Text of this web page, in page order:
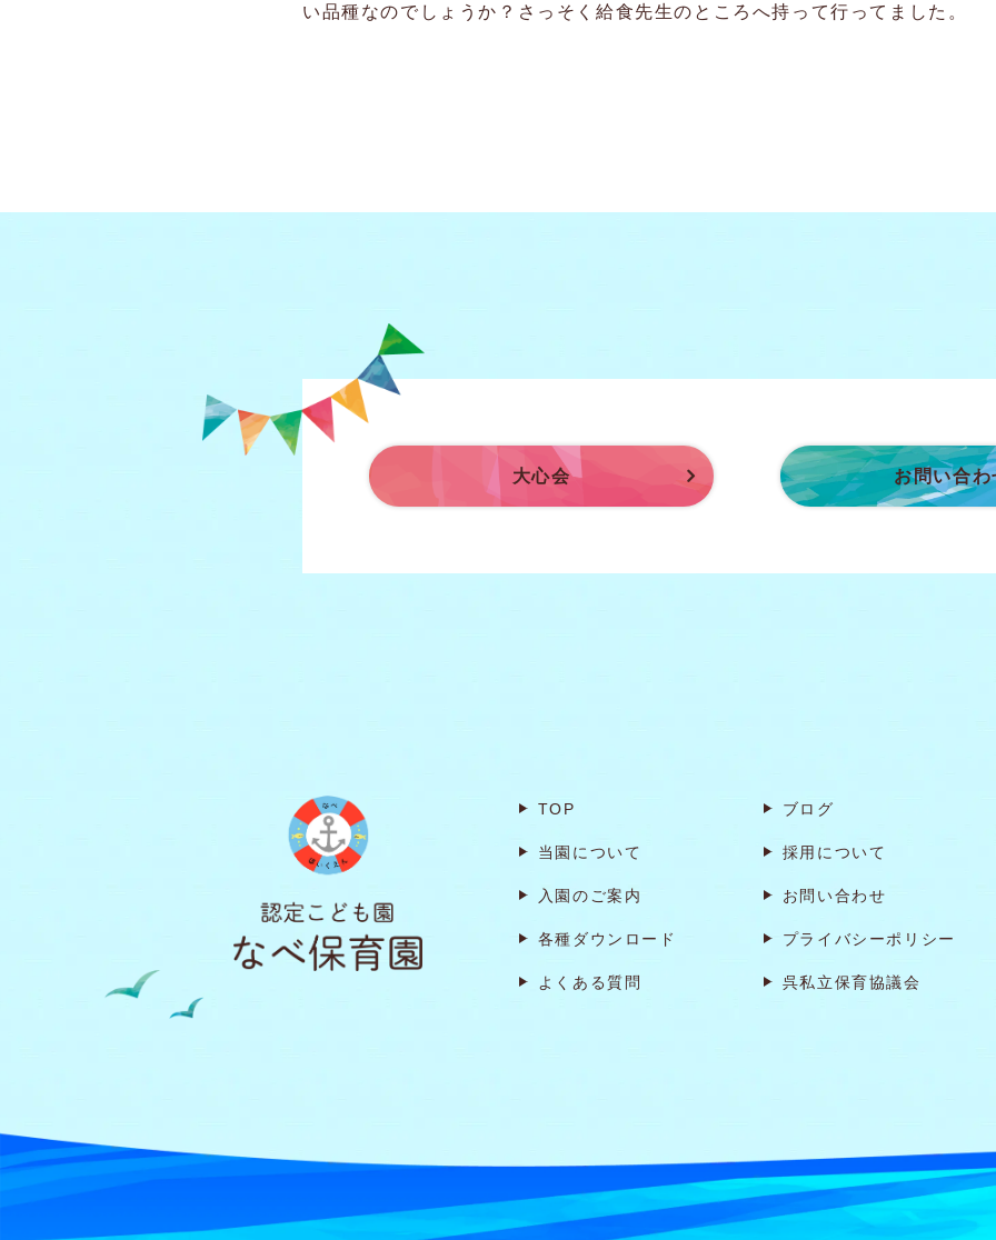
い品種なのでしょうか？さっそく給食先生のところへ持って行ってました。
大心会 お問い合わ
TOP
当園について
入園のご案内
各種ダウンロード
よくある質問
ブログ
採用について
お問い合わせ
プライバシーポリシー
呉私立保育協議会